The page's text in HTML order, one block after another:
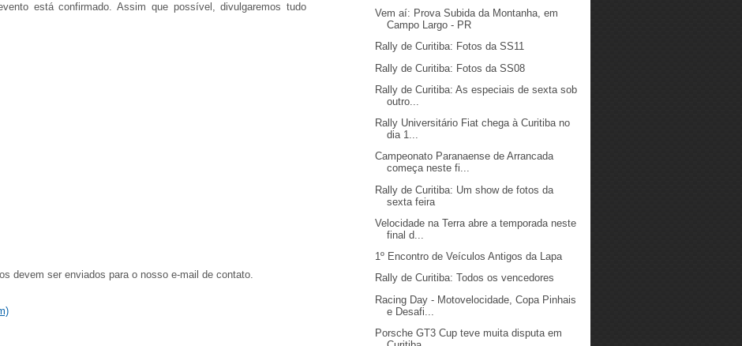
está confirmado. Assim que possível, divulgaremos tudo
devem ser enviados para o nosso e-mail de contato.
Vem aí: Prova Subida da Montanha, em
Campo Largo - PR
Rally de Curitiba: Fotos da SS11
Rally de Curitiba: Fotos da SS08
Rally de Curitiba: As especiais de sexta sob
outro...
Rally Universitário Fiat chega à Curitiba no
dia 1...
Campeonato Paranaense de Arrancada
começa neste fi...
Rally de Curitiba: Um show de fotos da
sexta feira
Velocidade na Terra abre a temporada neste
final d...
1º Encontro de Veículos Antigos da Lapa
Rally de Curitiba: Todos os vencedores
Racing Day - Motovelocidade, Copa Pinhais
e Desafi...
Porsche GT3 Cup teve muita disputa em